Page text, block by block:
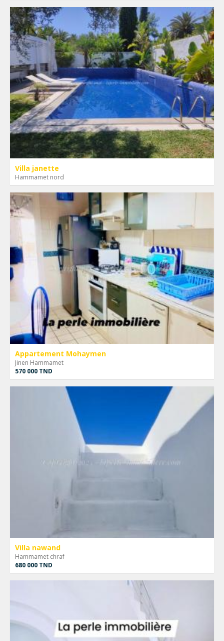
Villa janette
Hammamet nord
Appartement Mohaymen
Jinen Hammamet
570 000 TND
Villa nawand
Hammamet chraf
680 000 TND